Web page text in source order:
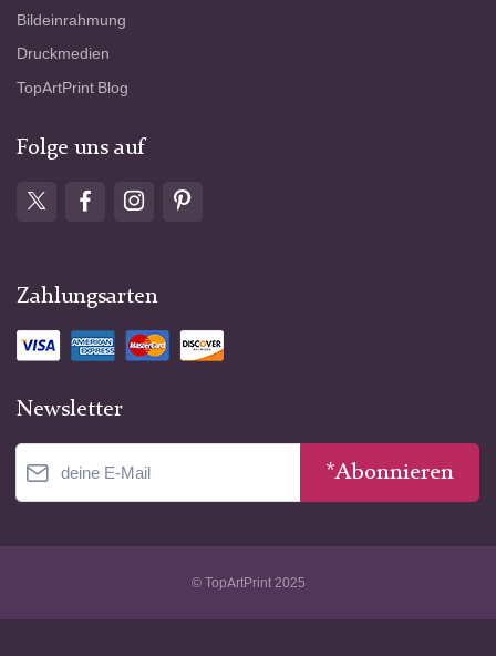
Bildeinrahmung
Druckmedien
TopArtPrint Blog
Folge uns auf
Zahlungsarten
Newsletter
*Abonnieren
© TopArtPrint 2025